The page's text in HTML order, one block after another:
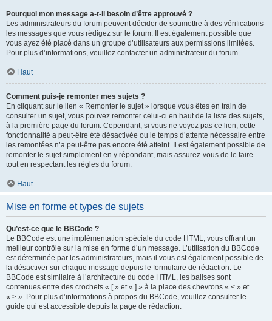
Pourquoi mon message a-t-il besoin d’être approuvé ?
Les administrateurs du forum peuvent décider de soumettre à des vérifications
les messages que vous rédigez sur le forum. Il est également possible que
vous ayez été placé dans un groupe d’utilisateurs aux permissions limitées.
Pour plus d’informations, veuillez contacter un administrateur du forum.
Haut
Comment puis-je remonter mes sujets ?
En cliquant sur le lien « Remonter le sujet » lorsque vous êtes en train de
consulter un sujet, vous pouvez remonter celui-ci en haut de la liste des sujets,
à la première page du forum. Cependant, si vous ne voyez pas ce lien, cette
fonctionnalité a peut-être été désactivée ou le temps d’attente nécessaire entre
les remontées n’a peut-être pas encore été atteint. Il est également possible de
remonter le sujet simplement en y répondant, mais assurez-vous de le faire
tout en respectant les règles du forum.
Haut
Mise en forme et types de sujets
Qu’est-ce que le BBCode ?
Le BBCode est une implémentation spéciale du code HTML, vous offrant un
meilleur contrôle sur la mise en forme d’un message. L’utilisation du BBCode
est déterminée par les administrateurs, mais il vous est également possible de
la désactiver sur chaque message depuis le formulaire de rédaction. Le
BBCode est similaire à l’architecture du code HTML, les balises sont
contenues entre des crochets « [ » et « ] » à la place des chevrons « < » et
« > ». Pour plus d’informations à propos du BBCode, veuillez consulter le
guide qui est accessible depuis la page de rédaction.